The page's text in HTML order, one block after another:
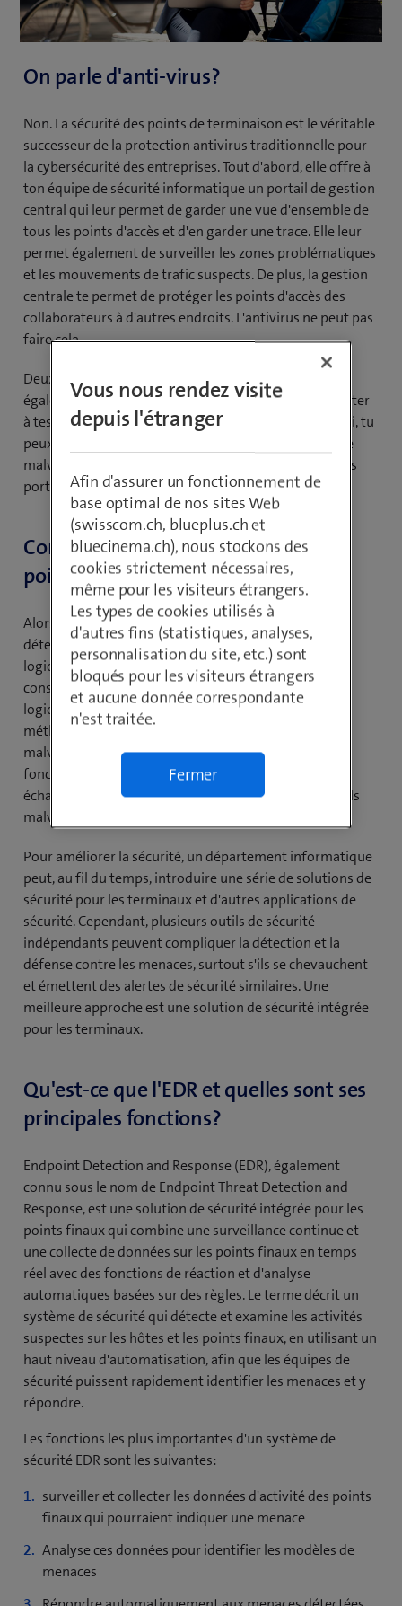
On parle d'anti-virus?
Non. La sécurité des points de terminaison est le véritable
successeur de la protection antivirus traditionnelle pour
la cybersécurité des entreprises. Tout d'abord, elle offre à
ton équipe de sécurité informatique un portail de gestion
central qui leur permet de garder une vue d'ensemble de
tous les points d'accès et d'en garder une trace. Elle leur
permet également de surveiller les zones problématiques
et les mouvements de trafic suspects. De plus, la gestion
centrale te permet de protéger les points d'accès des
collaborateurs à d'autres endroits. L'antivirus ne peut pas
faire cela.
Deuxièmement, la sécurité des points d'accès peut
également limiter les appareils qui peuvent se connecter
à tes points d'accès et ceux qui ne le peuvent pas. Ainsi, tu
peux empêcher qu'une clé USB contenant un malware
malveillant soit installée sans autorisation sur certains
ports USB. Antivirus n'offre pas de telles possibilités.
Comment protéger au mieux les
points finaux?
Alors que les solutions antivirus actuelles peuvent
détecter et bloquer de nombreux nouveaux types de
logiciels malveillants, les pirates en développent
constamment de nouveaux. De nombreux types de
logiciels malveillants sont difficiles à détecter avec les
méthodes standard. Par exemple, les logiciels
malveillants sans fichier - un développement récent -
fonctionnent dans la mémoire vive de l'ordinateur et
échappent ainsi aux scanners de signatures de logiciels
malveillants.
Pour améliorer la sécurité, un département informatique
peut, au fil du temps, introduire une série de solutions de
sécurité pour les terminaux et d'autres applications de
sécurité. Cependant, plusieurs outils de sécurité
indépendants peuvent compliquer la détection et la
défense contre les menaces, surtout s'ils se chevauchent
et émettent des alertes de sécurité similaires. Une
meilleure approche est une solution de sécurité intégrée
pour les terminaux.
Qu'est-ce que l'EDR et quelles sont ses
principales fonctions?
Endpoint Detection and Response (EDR), également
connu sous le nom de Endpoint Threat Detection and
Response, est une solution de sécurité intégrée pour les
points finaux qui combine une surveillance continue et
une collecte de données sur les points finaux en temps
réel avec des fonctions de réaction et d'analyse
automatiques basées sur des règles. Le terme décrit un
système de sécurité qui détecte et examine les activités
suspectes sur les hôtes et les points finaux, en utilisant un
haut niveau d'automatisation, afin que les équipes de
sécurité puissent rapidement identifier les menaces et y
répondre.
Les fonctions les plus importantes d'un système de
sécurité EDR sont les suivantes:
surveiller et collecter les données d'activité des points
finaux qui pourraient indiquer une menace
Analyse ces données pour identifier les modèles de
menaces
Vous nous rendez visite
depuis l'étranger
Afin d'assurer un fonctionnement de
base optimal de nos sites Web
(swisscom.ch, blueplus.ch et
bluecinema.ch), nous stockons des
cookies strictement nécessaires,
même pour les visiteurs étrangers.
Les types de cookies utilisés à
d'autres fins (statistiques, analyses,
personnalisation du site, etc.) sont
bloqués pour les visiteurs étrangers
et aucune donnée correspondante
n'est traitée.
Fermer